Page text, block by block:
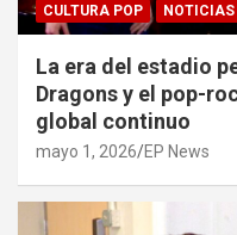
CULTURA POP NOTICIAS
La era del estadio
Dragons y el pop-
global continuo
mayo 1, 2026 EP News